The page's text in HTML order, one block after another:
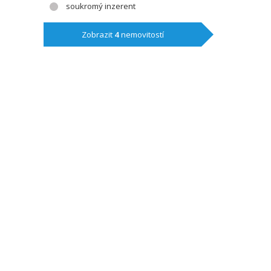
soukromý inzerent
Zobrazit 4nemovitostí